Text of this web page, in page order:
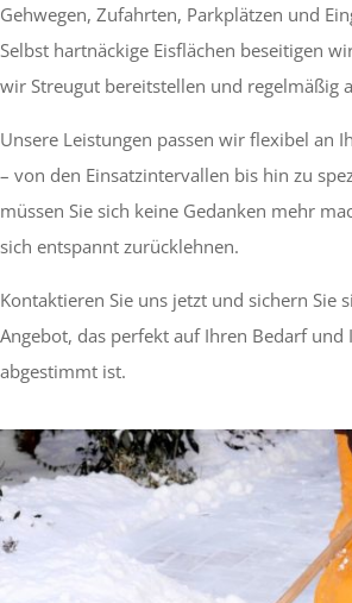
Gehwegen, Zufahrten, Parkplätzen und
Selbst hartnäckige Eisflächen beseitigen
wir Streugut bereitstellen und regelmäßig
Unsere Leistungen passen wir flexibel an
– von den Einsatzintervallen bis hin zu
müssen Sie sich keine Gedanken mehr
sich entspannt zurücklehnen.
Kontaktieren Sie uns jetzt und sichern Sie
Angebot, das perfekt auf Ihren Bedarf und
abgestimmt ist.